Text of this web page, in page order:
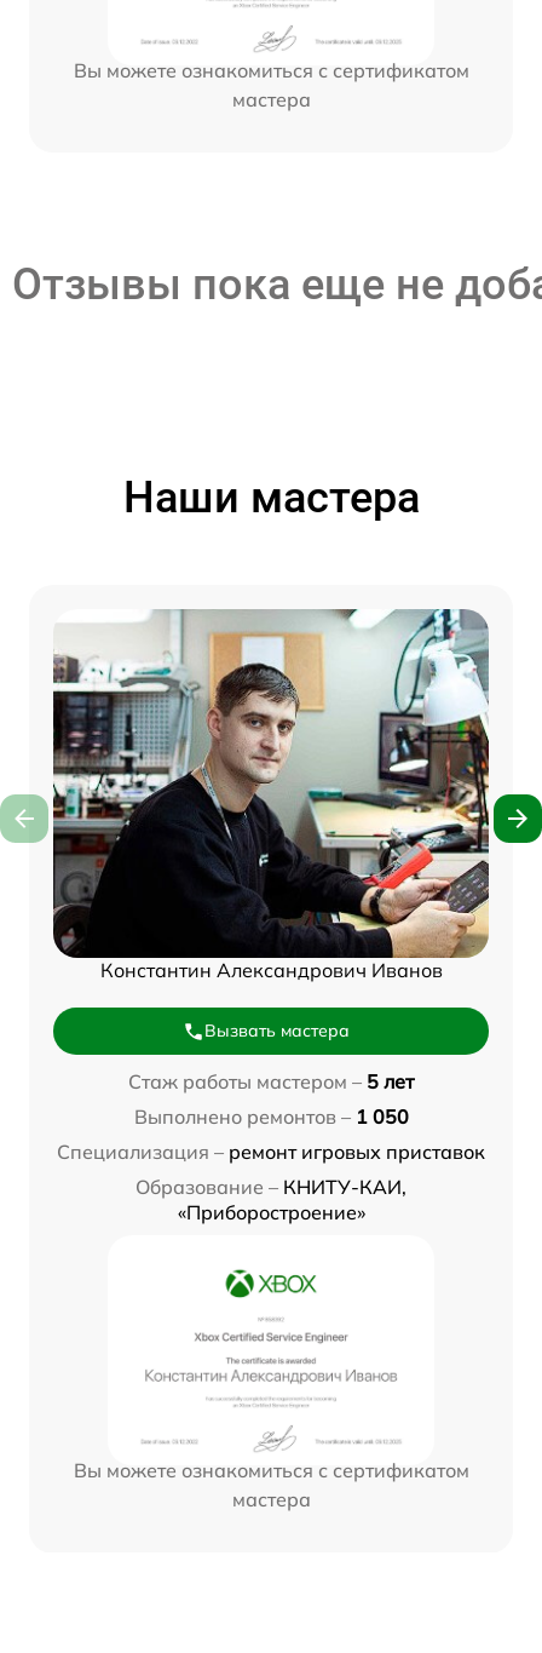
Вы можете ознакомиться с сертификатом
мастера
Отзывы пока еще не
Наши мастера
Константин Александрович Иванов
Вызвать мастера
Стаж работы мастером – 5 лет
Выполнено ремонтов – 1 050
Специализация – ремонт игровых приставок
Образование – КНИТУ-КАИ,
«Приборостроение»
Вы можете ознакомиться с сертификатом
мастера